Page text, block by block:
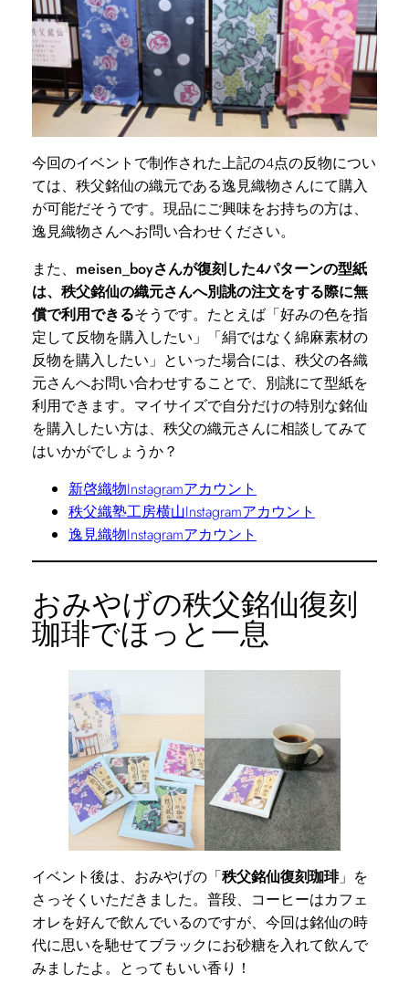
今回のイベントで制作された上記の4点の反物につい
ては、秩父銘仙の織元である逸見織物さんにて購入
が可能だそうです。現品にご興味をお持ちの方は、
逸見織物さんへお問い合わせください。
また、 meisen_boyさんが復刻した4パターンの型紙
は、秩父銘仙の織元さんへ別誂の注文をする際に無
償で利用できるそうです。たとえば「好みの色を指
定して反物を購入したい」「絹ではなく綿麻素材の
反物を購入したい」といった場合には、秩父の各織
元さんへお問い合わせすることで、別誂にて型紙を
利用できます。マイサイズで自分だけの特別な銘仙
を購入したい方は、秩父の織元さんに相談してみて
はいかがでしょうか？
新啓織物Instagramアカウント
秩父織塾工房横山Instagramアカウント
逸見織物Instagramアカウント
おみやげの秩父銘仙復刻
珈琲でほっと一息
イベント後は、おみやげの「秩父銘仙復刻珈琲」を
さっそくいただきました。普段、コーヒーはカフェ
オレを好んで飲んでいるのですが、今回は銘仙の時
代に思いを馳せてブラックにお砂糖を入れて飲んで
みましたよ。とってもいい香り！